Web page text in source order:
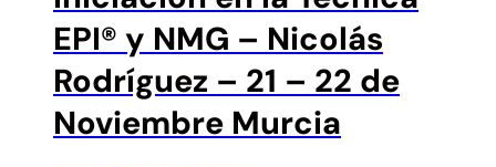
EPI® y NMG – Nicolás
Rodríguez – 21 – 22 de
Noviembre Murcia